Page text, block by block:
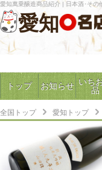
愛知萬乗醸造商品紹介 | 日本酒･その
愛知
トップ お知らせ いち
品
全国トップ 愛知トップ